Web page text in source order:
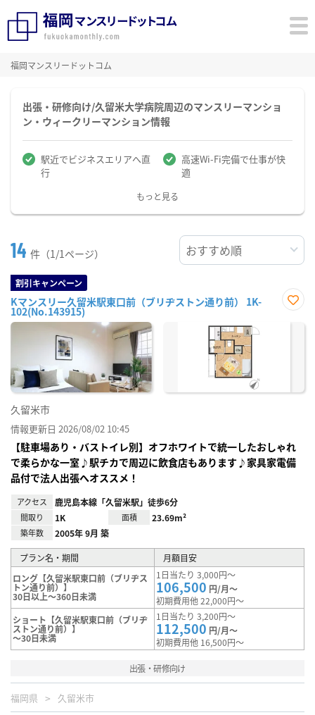
福岡マンスリードットコム
出張・研修向け/久留米大学病院周辺のマンスリーマンショ
ン・ウィークリーマンション情報
駅近でビジネスエリアへ直
行
高速Wi-Fi完備で仕事が快
適
もっと見る
14 件（1/1ページ）
割引キャンペーン
Kマンスリー久留米駅東口前（ブリヂストン通り前） 1K-
102(No.143915)
に入
久留米市
情報更新日 2026/08/02 10:45
【駐車場あり・バストイレ別】オフホワイトで統一したおしゃれ
で柔らかな一室♪駅チカで周辺に飲食店もあります♪家具家電備
品付で法人出張へオススメ！
アクセス 鹿児島本線「久留米駅」徒歩6分
間取り 1K 面積 23.69m²
築年数 2005年 9月 築
プラン名・期間
月額目安
ロング【久留米駅東口前（ブリヂス
トン通り前）】
30日以上～360日未満
1日当たり 3,000円～
106,500 円/月～
初期費用他 22,000円～
ショート【久留米駅東口前（ブリヂ
ストン通り前）】
～30日未満
1日当たり 3,200円～
112,500 円/月～
初期費用他 16,500円～
出張・研修向け
福岡県 久留米市